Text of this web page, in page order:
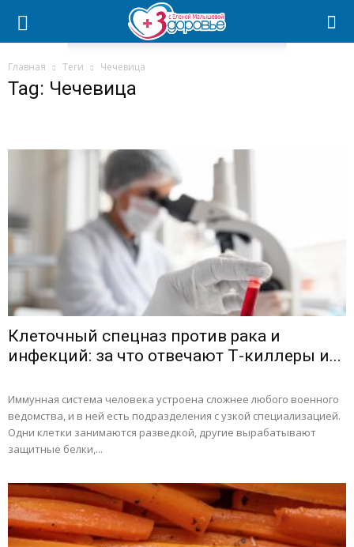
Главная Теги Чечевица
Tag: Чечевица
Клеточный спецназ против рака и
инфекций: за что отвечают Т-киллеры и...
Иммунная система человека устроена сложнее любого военного
ведомства, и в ней есть подразделения с узкой специализацией.
Одни клетки занимаются разведкой, другие вырабатывают
защитные белки,...